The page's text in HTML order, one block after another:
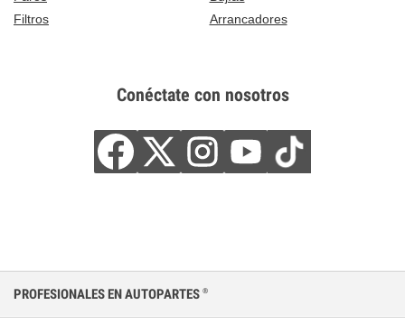
Filtros
Arrancadores
Conéctate con nosotros
PROFESIONALES EN AUTOPARTES ®